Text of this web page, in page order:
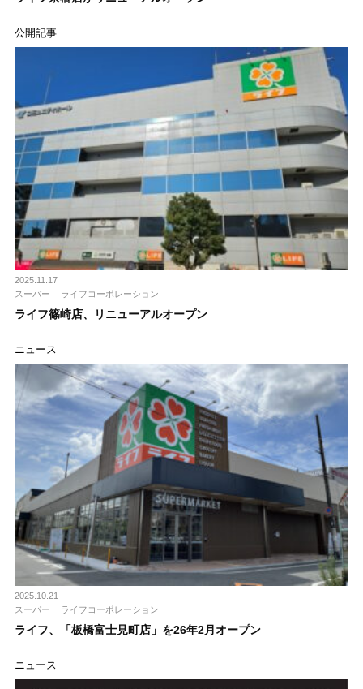
公開記事
2025.11.17
スーパー
ライフコーポレーション
ライフ篠崎店、リニューアルオープン
ニュース
2025.10.21
スーパー
ライフコーポレーション
ライフ、「板橋富士見町店」を26年2月オープン
ニュース